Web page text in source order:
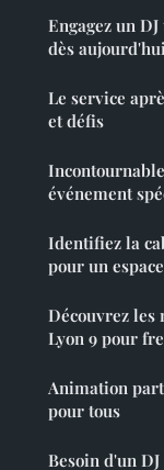
Engagez un
dès
Le service
et défis
événement
Identifiez la
pour un
Découvrez les
Lyon 9 pour
Animation
pour tous
Besoin d'un